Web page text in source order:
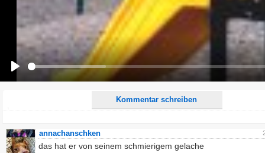
Kommentar schreiben
Alle HTML-Tags außer <br>, <strike> und <i> werden aus Deinem Kommentar entfernt.
URLs werden automatisch umgewandelt. Bitte verwende "www." oder "http://" in URLs
Ich möchte eine E-Mail, wenn zu meinem Kommentar Antworten erscheinen.
Ich möchte eine E-Mail, wenn auf dieser Seite weitere Kommentare erscheinen.
annachanschken
das hat er von seinem schmierigem gelache